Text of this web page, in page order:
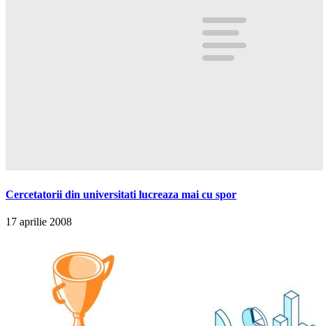
Cercetatorii din universitati lucreaza mai cu spor
17 aprilie 2008